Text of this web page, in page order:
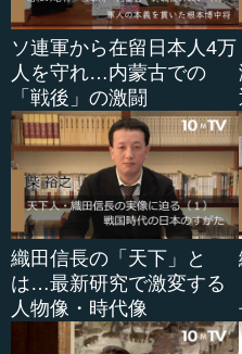
ソ連軍から在留日本人4万
人を守れ…内蒙古での
「戦後」の激闘
織田信長の「天下」と
は…最新研究で激変する
人物像・時代像